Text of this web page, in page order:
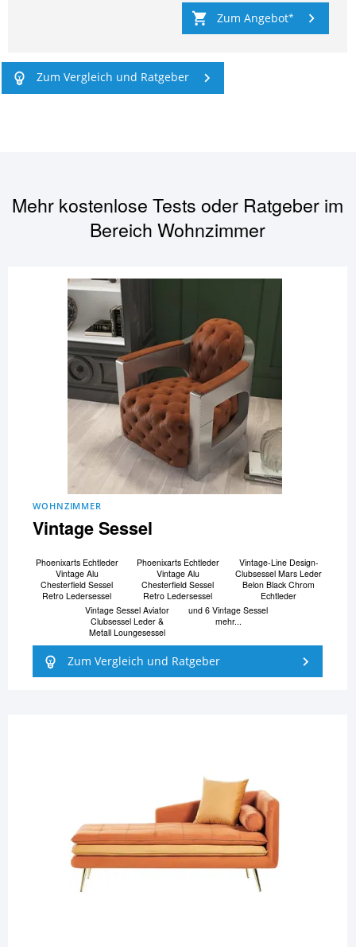
Zum Angebot
Zum Vergleich und Ratgeber
Mehr kostenlose Tests oder Ratgeber im
BereichWohnzimmer
WOHNZIMMER
Vintage Sessel
Phoenixarts Echtleder
Vintage Alu
Chesterfield Sessel
Retro Ledersessel
Phoenixarts Echtleder
Vintage Alu
Chesterfield Sessel
Retro Ledersessel
Vintage-Line Design-
Clubsessel Mars Leder
Belon Black Chrom
Echtleder
Vintage Sessel Aviator
Clubsessel Leder &
Metall Loungesessel
und 6 Vintage Sessel
mehr...
Zum Vergleich und Ratgeber